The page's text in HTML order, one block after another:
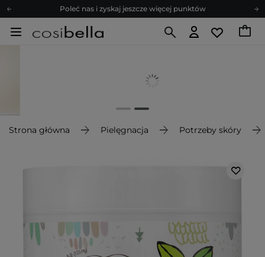
Poleć nas i zyskaj jeszcze więcej punktów
Zapisz się na newsletter pełen porad
Poleć nas i zyskaj jeszcze więcej punktów
Strona główna Pielęgnacja Potrzeby skóry